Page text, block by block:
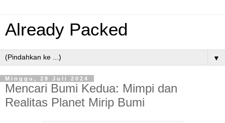
Already Packed
▼
Minggu, 28 Juli 2024
Mencari Bumi Kedua: Mimpi dan
Realitas Planet Mirip Bumi